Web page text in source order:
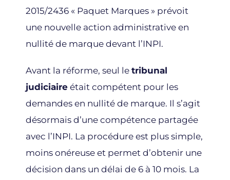
2015/2436 « Paquet Marques » prévoit
une nouvelle action administrative en
nullité de marque devant l’INPI.
Avant la réforme, seul le tribunal
judiciaire était compétent pour les
demandes en nullité de marque. Il s’agit
désormais d’une compétence partagée
avec l’INPI. La procédure est plus simple,
moins onéreuse et permet d’obtenir une
décision dans un délai de 6 à 10 mois. La